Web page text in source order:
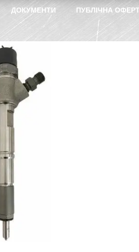
ДОКУМЕНТИ ПУБЛІЧНА